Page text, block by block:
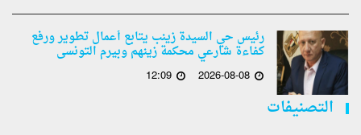
رئيس حي السيدة زينب يتابع أعمال تطوير ورفع
كفاءة شارعي محكمة زينهم وبيرم التونسى
2026-08-08
12:09
التصنيفات